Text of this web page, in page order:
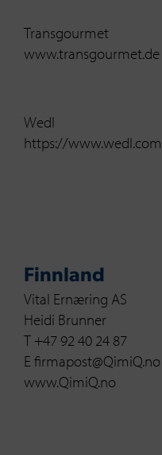
Transgourmet
www.transgourmet.de
Wedl
https://
Finnland
Vital Ernæring AS
Heidi Brunner
T +47 92 40 24 87
E firmapost@QimiQ.no
www.QimiQ.no